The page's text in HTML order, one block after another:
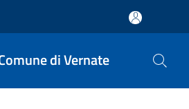
di Vernate